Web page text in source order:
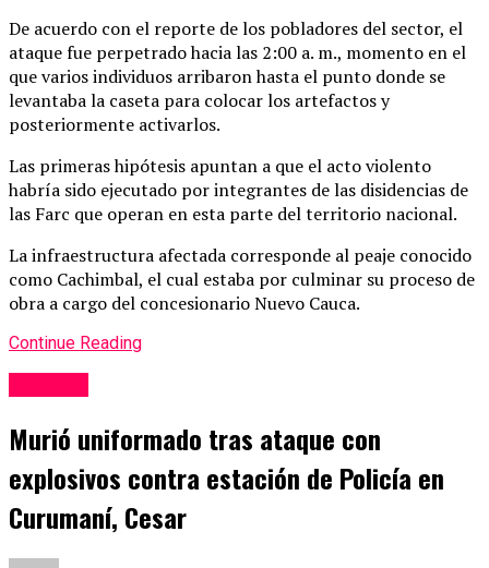
De acuerdo con el reporte de los pobladores del sector, el
ataque fue perpetrado hacia las 2:00 a. m., momento en el
que varios individuos arribaron hasta el punto donde se
levantaba la caseta para colocar los artefactos y
posteriormente activarlos.
Las primeras hipótesis apuntan a que el acto violento
habría sido ejecutado por integrantes de las disidencias de
las Farc que operan en esta parte del territorio nacional.
La infraestructura afectada corresponde al peaje conocido
como Cachimbal, el cual estaba por culminar su proceso de
obra a cargo del concesionario Nuevo Cauca.
Continue Reading
Murió uniformado tras ataque con
explosivos contra estación de Policía en
Curumaní, Cesar